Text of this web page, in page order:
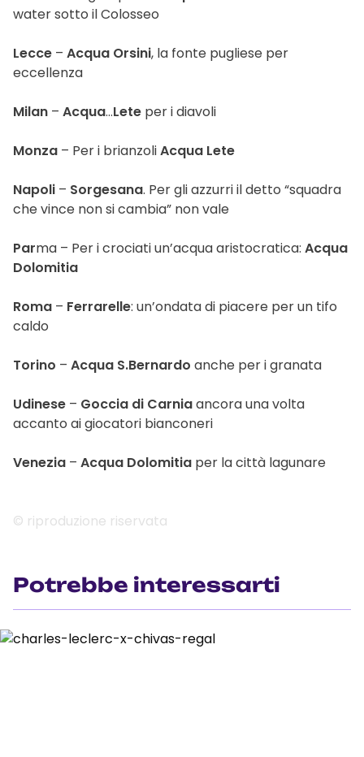
water sotto il Colosseo
Lecce – Acqua Orsini, la fonte pugliese per
eccellenza
Milan – Acqua…Lete per i diavoli
Monza – Per i brianzoliAcqua Lete
Napoli – Sorgesana. Per gli azzurri il detto “squadra
che vince non si cambia” non vale
Parma – Per i crociati un’acqua aristocratica: Acqua
Dolomitia
Roma – Ferrarelle: un’ondata di piacere per un tifo
caldo
Torino – Acqua S.Bernardo anche per i granata
Udinese – Goccia di Carniaancora una volta
accanto ai giocatori bianconeri
Venezia – Acqua Dolomitia per la città lagunare
© riproduzione riservata
Potrebbe interessarti